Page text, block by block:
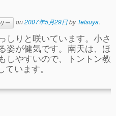
ー on2007年5月29日byTetsuya.
りと咲いています。小さ
姿が健気です。南天は、ほ
しやすいので、トントン教
います。